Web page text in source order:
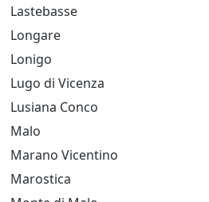
Lastebasse
Longare
Lonigo
Lugo di Vicenza
Lusiana Conco
Malo
Marano Vicentino
Marostica